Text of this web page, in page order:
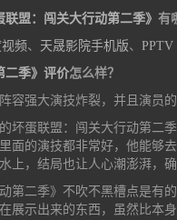
联盟：闯关大行动第二季》 有
频、 天晟影院手机版、 PPTV
二季》评价怎么样？
容强大演技炸裂，并且演员
坏蛋联盟：闯关大行动第二
面的演技都非常好，他能够
上，结局也让人心潮澎湃，确
第二季》不吹不黑槽点是有
展示出来的东西，虽然比本